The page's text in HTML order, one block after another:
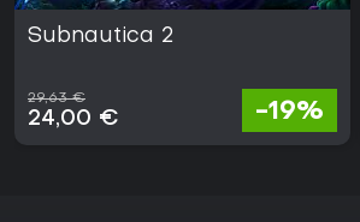
Subnautica 2
29,63 €
24,00 € -19%